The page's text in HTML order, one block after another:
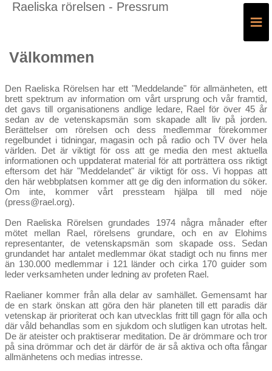
Raeliska rörelsen - Pressrum
≡
Välkommen
Den Raeliska Rörelsen har ett "Meddelande" för allmänheten, ett
brett spektrum av information om vårt ursprung och vår framtid,
det gavs till organisationens andlige ledare, Rael för över 45 år
sedan av de vetenskapsmän som skapade allt liv på jorden.
Berättelser om rörelsen och dess medlemmar förekommer
regelbundet i tidningar, magasin och på radio och TV över hela
världen. Det är viktigt för oss att ge media den mest aktuella
informationen och uppdaterat material för att porträttera oss riktigt
eftersom det här "Meddelandet" är viktigt för oss. Vi hoppas att
den här webbplatsen kommer att ge dig den information du söker.
Om inte, kommer vårt pressteam hjälpa till med nöje
(press@rael.org).
Den Raeliska Rörelsen grundades 1974 några månader efter
mötet mellan Rael, rörelsens grundare, och en av Elohims
representanter, de vetenskapsmän som skapade oss. Sedan
grundandet har antalet medlemmar ökat stadigt och nu finns mer
än 130.000 medlemmar i 121 länder och cirka 170 guider som
leder verksamheten under ledning av profeten Rael.
Raelianer kommer från alla delar av samhället. Gemensamt har
de en stark önskan att göra den här planeten till ett paradis där
vetenskap är prioriterat och kan utvecklas fritt till gagn för alla och
där våld behandlas som en sjukdom och slutligen kan utrotas helt.
De är ateister och praktiserar meditation. De är drömmare och tror
på sina drömmar och det är därför de är så aktiva och ofta fångar
allmänhetens och medias intresse.